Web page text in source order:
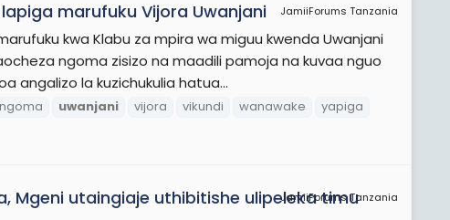
JamiiForums Tanzania
marufuku Vijora Uwanjani
kwa Klabu za mpira wa miguu kwenda Uwanjani
ngoma zisizo na maadili pamoja na kuvaa nguo
angalizo la kuzichukulia hatua...
ngoma uwanjani vijora vikundi wanawake
yapiga
JamiiForums Tanzania
Mgeni utaingiaje uthibitishe ulipeleka timu